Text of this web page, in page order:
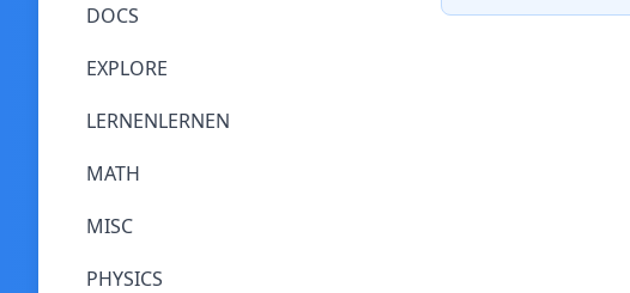
DOCS
EXPLORE
LERNENLERNEN
MATH
MISC
PHYSICS